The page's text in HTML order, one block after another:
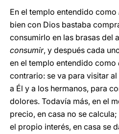
En el templo entendido como
bien con Dios bastaba
consumirlo en las brasas del
consumir, y después cada
en el templo entendido como
contrario: se va para visitar
a Él y a los hermanos, para
dolores. Todavía más, en el
precio, en casa no se
el propio interés, en casa se